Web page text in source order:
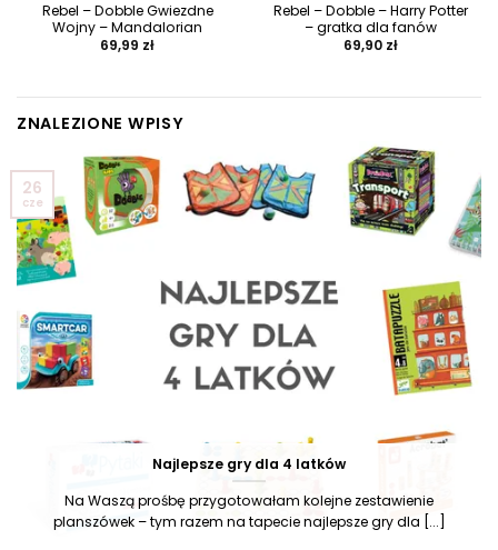
Rebel – Dobble Gwiezdne
Wojny – Mandalorian
69,99 zł
Rebel – Dobble – Harry Potter
– gratka dla fanów
69,90 zł
ZNALEZIONE WPISY
Najlepsze gry dla 4 latków
Na Waszą prośbę przygotowałam kolejne zestawienie
planszówek – tym razem na tapecie najlepsze gry dla [...]
26
cze